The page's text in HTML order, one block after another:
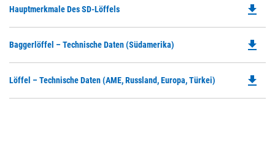
Hauptmerkmale Des SD-Löffels
a
file_download
Baggerlöffel – Technische Daten (Südamerika)
a
file_download
Löffel – Technische Daten (AME, Russland, Europa, Türkei) file_download